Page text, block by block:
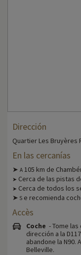
Dirección
Quartier Les Bruyères
En las cercanías
➤ A 105 km de
➤ Cerca de las pistas
➤ Cerca de todos los
➤ S e recomienda
Accès
Coche - Tome las
dirección a la
abandone la N90.
Belleville.